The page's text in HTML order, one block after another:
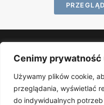
Cenimy
Używamy plików cookie,
przeglądania, wyświetlać
do indywidualnych
Remontplus
doradztwo.. Znajdziesz u
sprawdzone rozwiązania.
KATEGORIE